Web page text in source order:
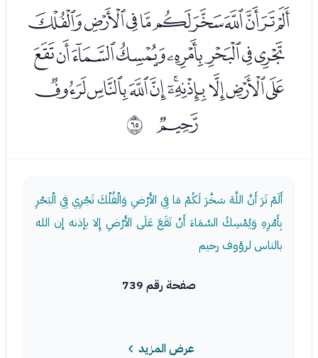
ﭑﭒﭓﭔﭕﭖﭗﭘﭙﭚ
ﭛﭜﭝﭞﭟﭠﭡﭢ
ﭣﭤﭥﭦﭧﭨﭩﭪﭫ
ﭬ ﱀ
أَلَمْ تَرَ أَنَّ اللَّهَ سَخَّرَ لَكُمْ مَا فِي الأَرْضِ وَالْفُلْكَ تَجْرِي فِي الْبَحْرِ
بِأَمْرِهِ وَيُمْسِكُ السَّمَاءَ أَنْ تَقَعَ عَلَى الأَرْضِ إِلا بإذنه إن الله
بالناس لرؤوف رحيم
صفحة رقم 739
عرض المزيد